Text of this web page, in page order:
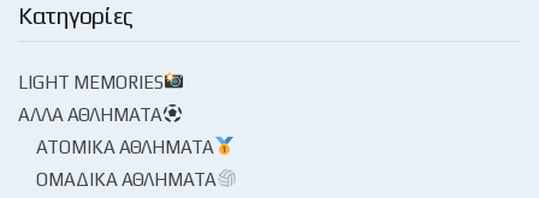
Κατηγορίες
LIGHT MEMORIES
ΆΛΛΑ ΑΘΛΉΜΑΤΑ
ΑΤΟΜΙΚΆ ΑΘΛΉΜΑΤΑ
ΟΜΑΔΙΚΆ ΑΘΛΉΜΑΤΑ